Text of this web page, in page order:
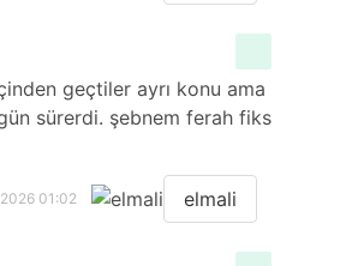
geçtiler ayrı konu ama
sürerdi. şebnem ferah fiks
01:02 elmali